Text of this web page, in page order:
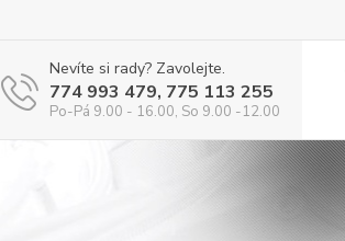
Nevíte si rady? Zavolejte.
774 993 479, 775 113 255
Po-Pá 9.00 - 16.00, So 9.00 -12.00